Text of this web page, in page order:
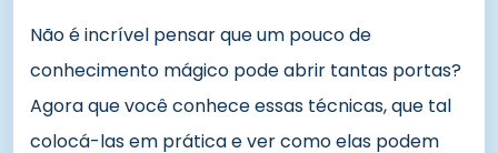
Não é incrível pensar que um pouco de
conhecimento mágico pode abrir tantas portas?
Agora que você conhece essas técnicas, que tal
colocá-las em prática e ver como elas podem